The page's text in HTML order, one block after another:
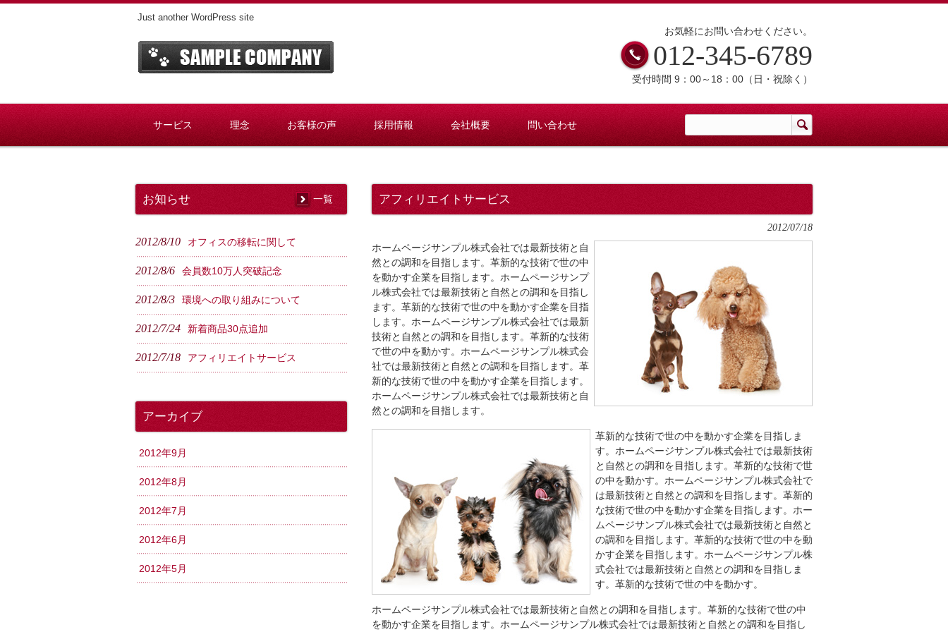
Just another WordPress site
お気軽にお問い合わせください。
012-345-6789
受付時間 9：00～18：00（日・祝除く）
サービス 理念 お客様の声 採用情報 会社概要 問い合わせ
アフィリエイトサービス
2012/07/18
ホームページサンプル株式会社では最新技術と自
然との調和を目指します。革新的な技術で世の中
を動かす企業を目指します。ホームページサンプ
ル株式会社では最新技術と自然との調和を目指し
ます。革新的な技術で世の中を動かす企業を目指
します。ホームページサンプル株式会社では最新
技術と自然との調和を目指します。革新的な技術
で世の中を動かす。ホームページサンプル株式会
社では最新技術と自然との調和を目指します。革
新的な技術で世の中を動かす企業を目指します。
ホームページサンプル株式会社では最新技術と自
然との調和を目指します。
革新的な技術で世の中を動かす企業を目指しま
す。ホームページサンプル株式会社では最新技術
と自然との調和を目指します。革新的な技術で世
の中を動かす。ホームページサンプル株式会社で
は最新技術と自然との調和を目指します。革新的
な技術で世の中を動かす企業を目指します。ホー
ムページサンプル株式会社では最新技術と自然と
の調和を目指します。革新的な技術で世の中を動
かす企業を目指します。ホームページサンプル株
式会社では最新技術と自然との調和を目指しま
す。革新的な技術で世の中を動かす。
ホームページサンプル株式会社では最新技術と自然との調和を目指します。革新的な技術で世の中
を動かす企業を目指します。ホームページサンプル株式会社では最新技術と自然との調和を目指し
お知らせ 一覧
2012/8/10 オフィスの移転に関して
2012/8/6 会員数10万人突破記念
2012/8/3 環境への取り組みについて
2012/7/24 新着商品30点追加
2012/7/18 アフィリエイトサービス
アーカイブ
2012年9月
2012年8月
2012年7月
2012年6月
2012年5月